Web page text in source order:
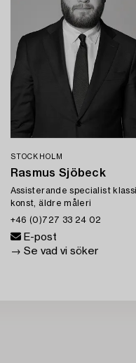
STOCKHOLM
Rasmus Sjöbeck
Assisterande specialist
konst, äldre måleri
+46 (0)727 33 24 02
E-post
→ Se vad vi söker